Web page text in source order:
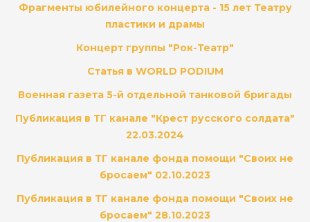
Фрагменты юбилейного концерта - 15 лет Театру
пластики и драмы
Концерт группы "Рок-Театр"
Статья в WORLD PODIUM
Военная газета 5-й отдельной танковой бригады
Публикация в ТГ канале "Крест русского солдата"
22.03.2024
Публикация в ТГ канале фонда помощи "Своих не
бросаем" 02.10.2023
Публикация в ТГ канале фонда помощи "Своих не
бросаем" 28.10.2023